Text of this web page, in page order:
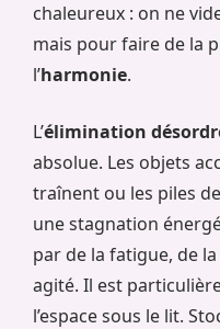
chaleureux : on ne
mais pour faire de la
l’harmonie.
L’élimination
absolue. Les objets
traînent ou les piles
une stagnation
par de la fatigue, de
agité. Il est
l’espace sous le lit.